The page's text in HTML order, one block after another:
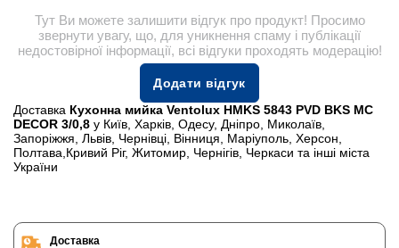
Тут Ви можете залишити відгук про продукт! Просимо
звернути увагу, що, для уникнення спаму і публікації
недостовірної інформації, всі відгуки проходять модерацію!
Додати відгук
Доставка Кухонна мийка Ventolux HMKS 5843 PVD BKS MC
DECOR 3/0,8 у Київ, Харків, Одесу, Дніпро, Миколаїв,
Запоріжжя, Львів, Чернівці, Вінниця, Маріуполь, Херсон,
Полтава,Кривий Ріг, Житомир, Чернігів, Черкаси та інші міста
України
Доставка